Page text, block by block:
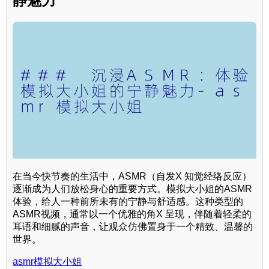
在当今快节奏的生活中，ASMR（自发X 知觉经络反应）
逐渐成为人们放松身心的重要方式。模拟大小姐的ASMR
体验，给人一种前所未有的宁静与舒适感。这种类型的
ASMR视频，通常以一个优雅的角X 呈现，伴随着轻柔的
耳语和细腻的声音，让观众仿佛置身于一个精致、温馨的
世界。
asmr模拟大小姐